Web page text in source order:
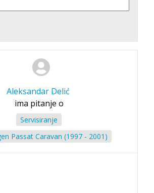
Aleksandar Delić
ima pitanje o
Servisiranje
Passat Caravan (1997 - 2001)